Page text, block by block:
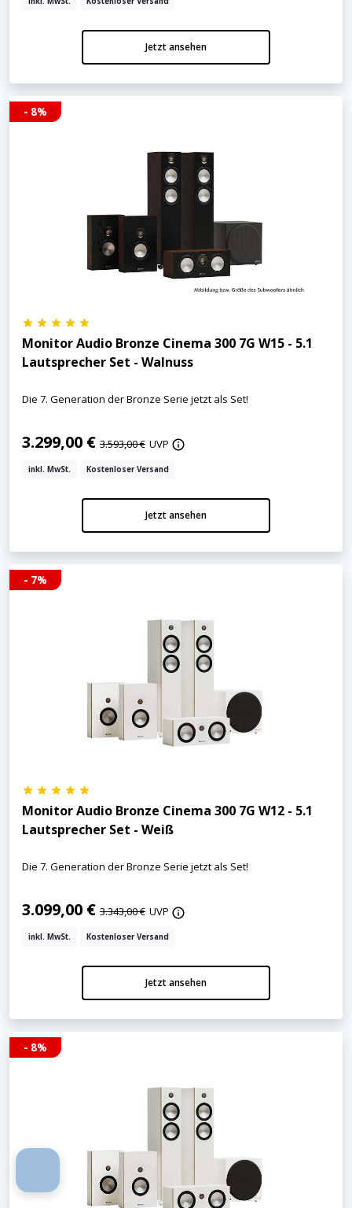
Jetzt ansehen
- 8%
Monitor Audio Bronze Cinema 300 7G W15 - 5.1
Lautsprecher Set - Walnuss
Die 7. Generation der Bronze Serie jetzt als Set!
3.299,00 € 3.593,00 € UVP
inkl. MwSt. Kostenloser Versand
Jetzt ansehen
- 7%
Monitor Audio Bronze Cinema 300 7G W12 - 5.1
Lautsprecher Set - Weiß
Die 7. Generation der Bronze Serie jetzt als Set!
3.099,00 € 3.343,00 € UVP
inkl. MwSt. Kostenloser Versand
Jetzt ansehen
- 8%